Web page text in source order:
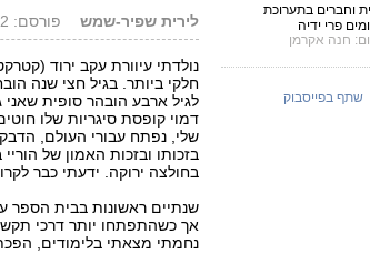
לירית שפיר-שמש פורסם: 22.05.12, 11:38
נולדתי עיוורת עקב ירוד
חלקי ביותר. בגיל חצי שנה
לגיל ארבע הובהר סופית
דמוי קופסת סיגריות שלו
שלי, נפתח עבורי העולם,
בזכותו ובזכות האמון של
בחולצה ירוקה. ידעתי כבר
שנתיים ראשונות בבית הספר
אך כשהתפתחו יותר דרכי
נחמתי מצאתי בלימודים,
וחברים בתערוכת
פרי ידיה
חנה אקרמן
שתף בפייסבוק